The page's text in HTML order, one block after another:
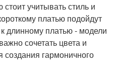
учитывать стиль и
платью подойдут
длинному платью - модели
сочетать цвета и
создания гармоничного